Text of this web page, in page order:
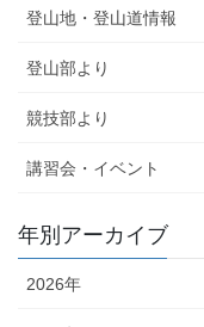
登山地・登山道情報
登山部より
競技部より
講習会・イベント
年別アーカイブ
2026年